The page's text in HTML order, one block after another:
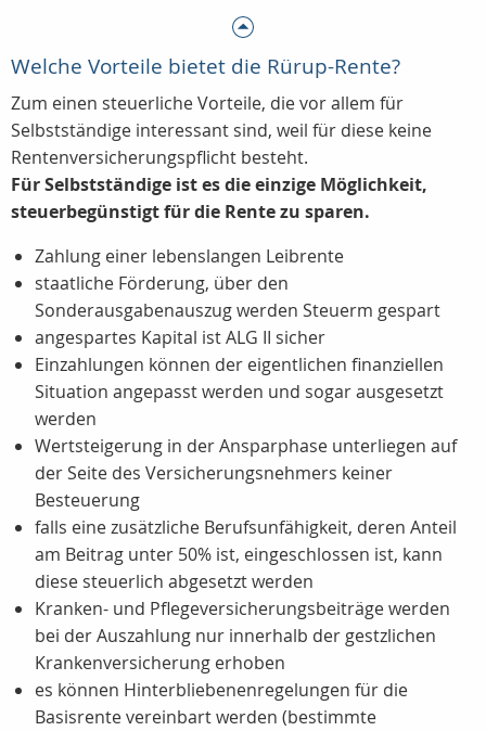
Welche Vorteile bietet die Rürup-Rente?
Zum einen steuerliche Vorteile, die vor allem für
Selbstständige interessant sind, weil für diese keine
Rentenversicherungspflicht besteht.
Für Selbstständige ist es die einzige Möglichkeit,
steuerbegünstigt für die Rente zu sparen.
Zahlung einer lebenslangen Leibrente
staatliche Förderung, über den
Sonderausgabenauszug werden Steuerm gespart
angespartes Kapital ist ALG II sicher
Einzahlungen können der eigentlichen finanziellen
Situation angepasst werden und sogar ausgesetzt
werden
Wertsteigerung in der Ansparphase unterliegen auf
der Seite des Versicherungsnehmers keiner
Besteuerung
falls eine zusätzliche Berufsunfähigkeit, deren Anteil
am Beitrag unter 50% ist, eingeschlossen ist, kann
diese steuerlich abgesetzt werden
Kranken- und Pflegeversicherungsbeiträge werden
bei der Auszahlung nur innerhalb der gestzlichen
Krankenversicherung erhoben
es können Hinterbliebenenregelungen für die
Basisrente vereinbart werden (bestimmte